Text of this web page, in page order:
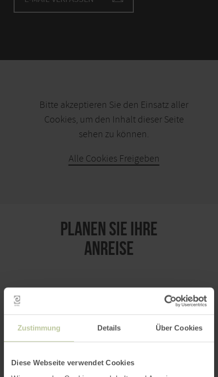
Zustimmung Details Über Cookies
Diese Webseite verwendet Cookies
Bitte akzeptieren Sie den Einsatz aller
Cookies, um den Inhalt dieser Seite
sehen zu können.
Alle Cookies Freigeben
PLANEN SIE IHRE
ANREISE
Anfahrt von: